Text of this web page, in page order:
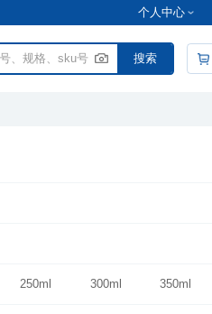
个人中心
250ml 300ml 350ml